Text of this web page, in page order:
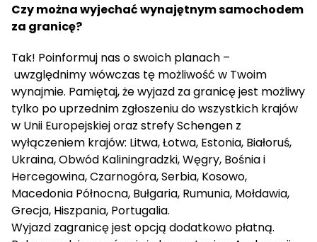
Czy można wyjechać wynajętnym samochodem
za granicę?
Tak! Poinformuj nas o swoich planach –
uwzględnimy wówczas tę możliwość w Twoim
wynajmie. Pamiętaj, że wyjazd za granicę jest możliwy
tylko po uprzednim zgłoszeniu do wszystkich krajów
w Unii Europejskiej oraz strefy Schengen z
wyłączeniem krajów: Litwa, Łotwa, Estonia, Białoruś,
Ukraina, Obwód Kaliningradzki, Węgry, Bośnia i
Hercegowina, Czarnogóra, Serbia, Kosowo,
Macedonia Północna, Bułgaria, Rumunia, Mołdawia,
Grecja, Hiszpania, Portugalia.
Wyjazd zagranicę jest opcją dodatkowo płatną.